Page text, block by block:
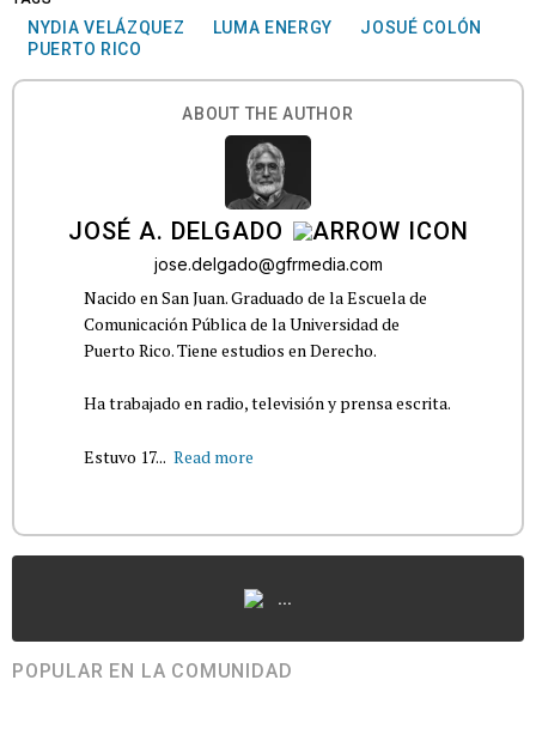
NYDIA VELÁZQUEZ LUMA ENERGY
JOSUÉ COLÓN
PUERTO RICO
ABOUT THE AUTHOR
JOSÉ A. DELGADO
jose.delgado@gfrmedia.com
Nacido en San Juan. Graduado de la Escuela de
Comunicación Pública de la Universidad de
Puerto Rico. Tiene estudios en Derecho.
Ha trabajado en radio, televisión y prensa escrita.
Estuvo 17... Read more
...
POPULAR EN LA COMUNIDAD